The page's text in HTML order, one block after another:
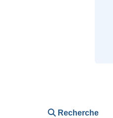
Recherche